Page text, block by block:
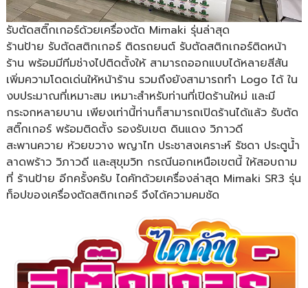
รับตัดสติ๊กเกอร์ด้วยเครื่องตัด Mimaki รุ่นล่าสุด
ร้านป้าย รับตัดสติกเกอร์ ติดรถยนต์ รับตัดสติกเกอร์ติดหน้า
ร้าน พร้อมมีทีมช่างไปติดตั้งให้ สามารถออกแบบได้หลายสีสัน
เพิ่มความโดดเด่นให้หน้าร้าน รวมถึงยังสามารถทำ Logo ได้ ใน
งบประมาณที่เหมาะสม เหมาะสำหรับท่านที่เปิดร้านใหม่ และมี
กระจกหลายบาน เพียงเท่านี้ท่านก็สามารถเปิดร้านได้แล้ว รับตัด
สติ๊กเกอร์ พร้อมติดตั้ง รองรับเขต ดินแดง วิภาวดี
สะพานควาย ห้วยขวาง พญาไท ประชาสงเคราะห์ รัชดา ประตูน้ำ
ลาดพร้าว วิภาวดี และสุขุมวิท กรณีนอกเหนือเขตนี้ ให้สอบถาม
ที่ ร้านป้าย อีกครั้งครับ ไดคัทด้วยเครื่องล่าสุด Mimaki SR3 รุ่น
ท็อปของเครื่องตัดสติกเกอร์ จึงได้ความคมชัด